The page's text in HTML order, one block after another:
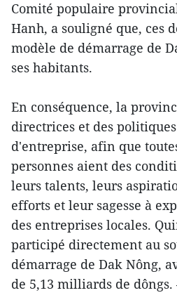
Comité populaire
Hanh, a souligné que, ces
modèle de démarrage de
ses habitants.
En conséquence, la
directrices et des
d'entreprise, afin que
personnes aient des
leurs talents, leurs
efforts et leur sagesse à
des entreprises locales.
participé directement au
démarrage de Dak Nông,
de 5,13 milliards de dôngs.